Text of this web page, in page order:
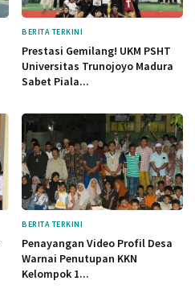
BERITA TERKINI
Prestasi Gemilang! UKM PSHT
Universitas Trunojoyo Madura
Sabet Piala...
BERITA TERKINI
Penayangan Video Profil Desa
Warnai Penutupan KKN
Kelompok 1...